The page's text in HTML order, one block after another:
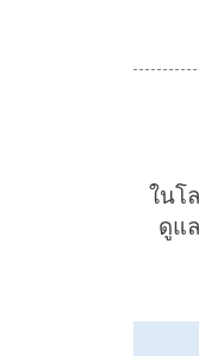
ในโ
ดูแ